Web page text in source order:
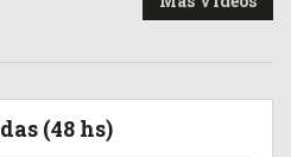
(48 hs)